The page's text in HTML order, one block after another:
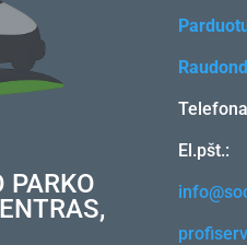
PARKO
El.pšt.: